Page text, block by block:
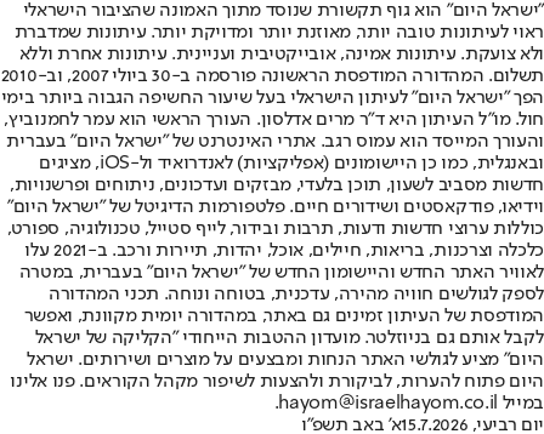
"ישראל היום" הוא גוף תקשורת שנוסד מתוך האמונה שהציבור הישראלי
ראוי לעיתונות טובה יותר, מאוזנת יותר ומדויקת יותר. עיתונות שמדברת
ולא צועקת. עיתונות אמינה, אובייקטיבית ועניינית. עיתונות אחרת וללא
תשלום. המהדורה המודפסת הראשונה פורסמה ב-30 ביולי 2007, וב-2010
הפך "ישראל היום" לעיתון הישראלי בעל שיעור החשיפה הגבוה ביותר בימי
חול. מו"ל העיתון היא ד"ר מרים אדלסון. העורך הראשי הוא עמר לחמנוביץ,
והעורך המייסד הוא עמוס רגב. אתרי האינטרנט של "ישראל היום" בעברית
ובאנגלית, כמו כן היישומונים (אפליקציות) לאנדרואיד ול-iOS, מציגים
חדשות מסביב לשעון, תוכן בלעדי, מבזקים ועדכונים, ניתוחים ופרשנויות,
וידיאו, פודקאסטים ושידורים חיים. פלטפורמות הדיגיטל של "ישראל היום"
כוללות ערוצי חדשות ודעות, תרבות ובידור, לייף סטייל, טכנולוגיה, ספורט,
כלכלה וצרכנות, בריאות, חיילים, אוכל, יהדות, תיירות ורכב. ב-2021 עלו
לאוויר האתר החדש והיישומון החדש של "ישראל היום" בעברית, במטרה
לספק לגולשים חוויה מהירה, עדכנית, בטוחה ונוחה. תכני המהדורה
המודפסת של העיתון זמינים גם באתר, במהדורה יומית מקוונת, ואפשר
לקבל אותם גם בניוזלטר. מועדון ההטבות הייחודי "הקליקה של ישראל
היום" מציע לגולשי האתר הנחות ומבצעים על מוצרים ושירותים. ישראל
היום פתוח להערות, לביקורת ולהצעות לשיפור מקהל הקוראים. פנו אלינו
במייל hayom@israelhayom.co.il.
יום רביעי, 15.7.2026
א' באב תשפ"ו